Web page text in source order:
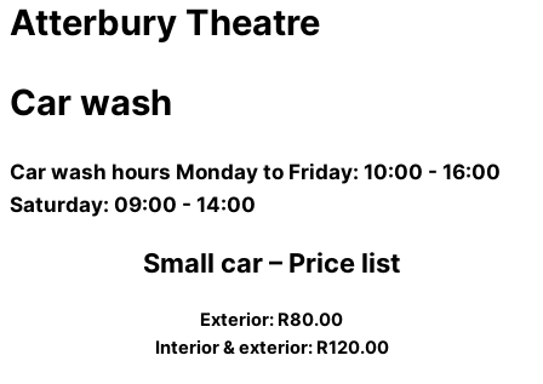
Atterbury Theatre
Car wash
Car wash hours Monday to Friday: 10:00 - 16:00
Saturday: 09:00 - 14:00
Small car – Price list
Exterior: R80.00
Interior & exterior: R120.00